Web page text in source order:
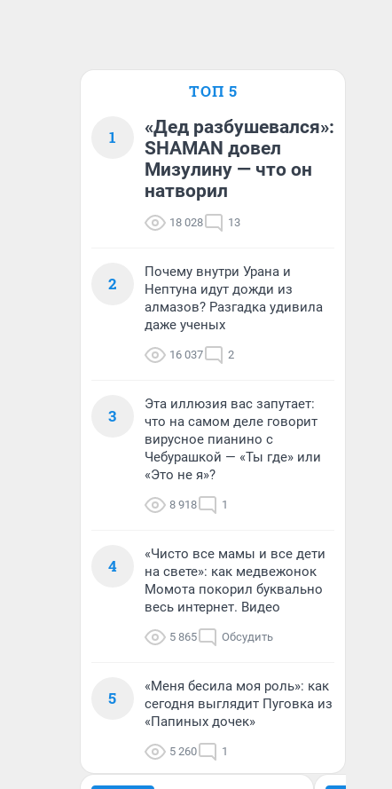
ТОП 5
1
«Дед разбушевался»:
SHAMAN довел
Мизулину — что он
натворил
18 028 13
2
Почему внутри Урана и
Нептуна идут дожди из
алмазов? Разгадка удивила
даже ученых
16 037 2
3
Эта иллюзия вас запутает:
что на самом деле говорит
вирусное пианино с
Чебурашкой — «Ты где» или
«Это не я»?
8 918 1
4
«Чисто все мамы и все дети
на свете»: как медвежонок
Момота покорил буквально
весь интернет. Видео
5 865 Обсудить
5
«Меня бесила моя роль»: как
сегодня выглядит Пуговка из
«Папиных дочек»
5 260 1